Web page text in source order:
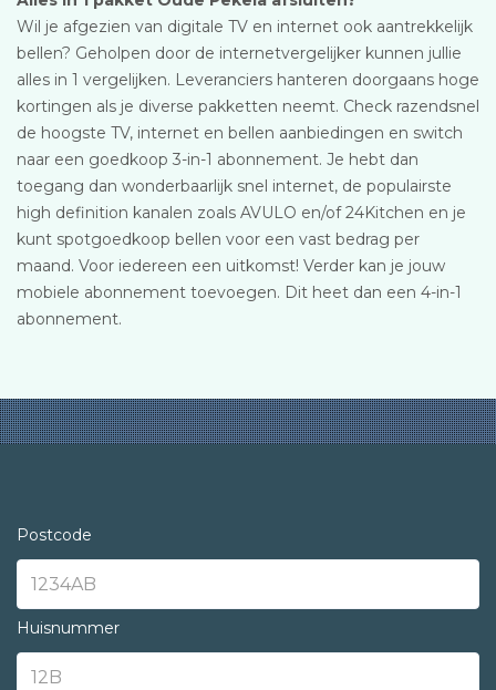
Wil je afgezien van digitale TV en internet ook aantrekkelijk
bellen? Geholpen door de internetvergelijker kunnen jullie
alles in 1 vergelijken. Leveranciers hanteren doorgaans hoge
kortingen als je diverse pakketten neemt. Check razendsnel
de hoogste TV, internet en bellen aanbiedingen en switch
naar een goedkoop 3-in-1 abonnement. Je hebt dan
toegang dan wonderbaarlijk snel internet, de populairste
high definition kanalen zoals AVULO en/of 24Kitchen en je
kunt spotgoedkoop bellen voor een vast bedrag per
maand. Voor iedereen een uitkomst! Verder kan je jouw
mobiele abonnement toevoegen. Dit heet dan een 4-in-1
abonnement.
Postcode
Huisnummer